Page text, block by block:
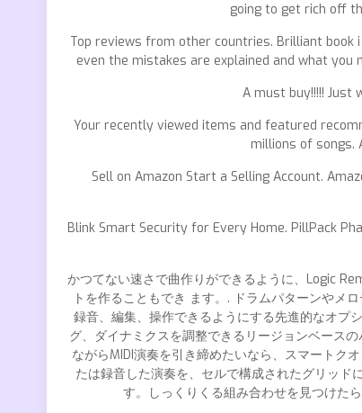
going to get rich off
Top reviews from other countries. Brilliant book
even the mistakes are explained and what
A must buy!!!!! Just
Your recently viewed items and featured
millions of songs.
Sell on Amazon Start a Selling Account.
Blink Smart Security for Every Home. PillPack
かつてない速さで曲作りができるように、Logic
トを作ることもでき ます。. ドラムパターンやメ
録音、編集、操作できるようにする先進的なオプ
グ、ダイナミクスを調整できるリージョンベース
ながらMIDI演奏を引き締めたいなら、スマートク
たは録音した演奏を、セルで構成されたグリッド
す。しっくりくる組み合わせを見つけた